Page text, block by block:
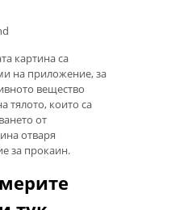
картина са
на приложение, за
вещество
тялото, които са
от
отваря
за прокаин.